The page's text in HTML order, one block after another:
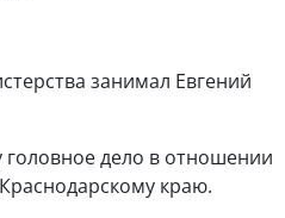
занимал Евгений
головное дело в отношении
краю.